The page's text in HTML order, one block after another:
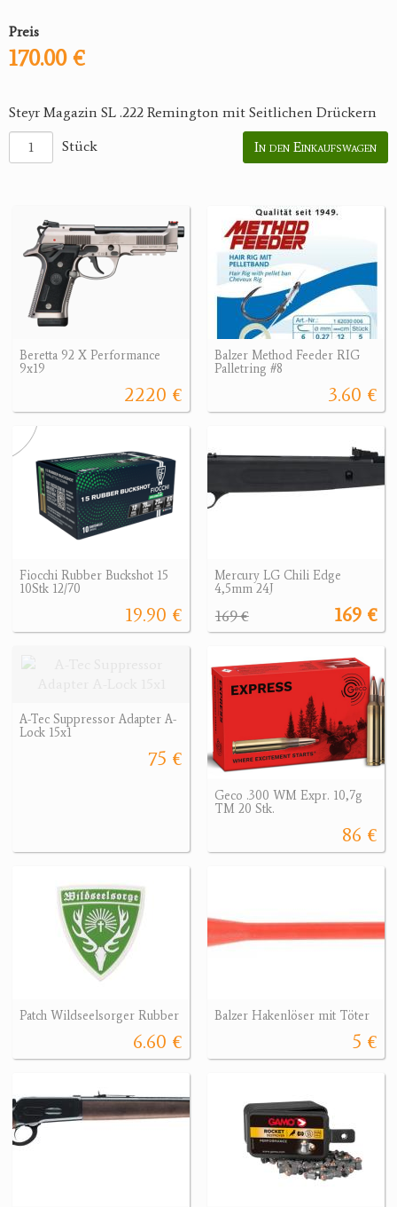
Preis
170.00 €
Steyr Magazin SL .222 Remington mit Seitlichen Drückern
Stück
In den Einkaufswagen
Beretta 92 X Performance
9x19
2220 €
Balzer Method Feeder RIG
Palletring #8
3.60 €
Fiocchi Rubber Buckshot 15
10Stk 12/70
19.90 €
Mercury LG Chili Edge
4,5mm 24J
169 €
169 €
A-Tec Suppressor Adapter A-
Lock 15x1
75 €
Geco .300 WM Expr. 10,7g
TM 20 Stk.
86 €
Patch Wildseelsorger Rubber
6.60 €
Balzer Hakenlöser mit Töter
5 €